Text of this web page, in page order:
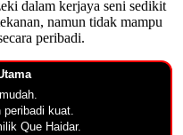
dalam kerjaya seni sedikit
namun tidak mampu
peribadi.
peribadi kuat.
Que Haidar.